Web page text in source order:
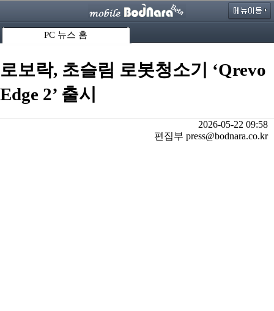
PC 뉴스 홈
로보락, 초슬림 로봇청소기 ‘Qrevo
Edge 2’ 출시
2026-05-22 09:58
편집부 press@bodnara.co.kr